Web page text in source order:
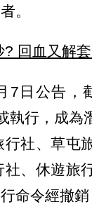
。
回血又解
7日公告，
執行，成為
社、草屯
、休遊旅
命令經撤銷